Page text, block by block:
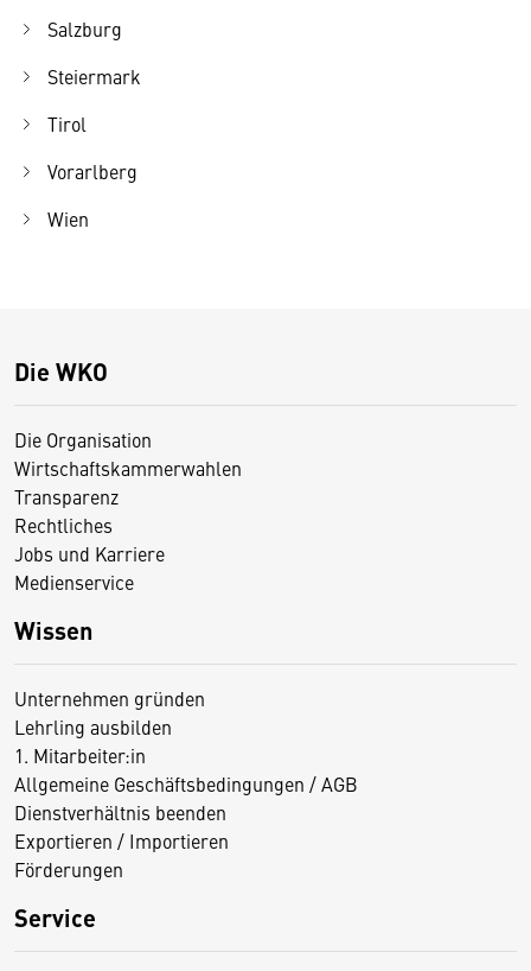
Salzburg
Steiermark
Tirol
Vorarlberg
Wien
Die WKO
Die Organisation
Wirtschaftskammerwahlen
Transparenz
Rechtliches
Jobs und Karriere
Medienservice
Wissen
Unternehmen gründen
Lehrling ausbilden
1. Mitarbeiter:in
Allgemeine Geschäftsbedingungen / AGB
Dienstverhältnis beenden
Exportieren / Importieren
Förderungen
Service